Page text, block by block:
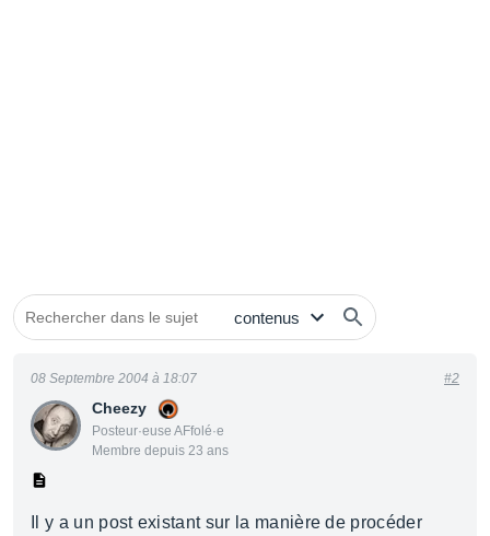
Cheezy
Posteur·euse AFfolé·e
Membre depuis 23 ans
08 Septembre 2004 à 18:07 #2
Il y a un post existant sur la manière de procéder